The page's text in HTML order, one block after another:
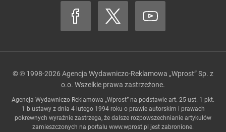
© ℗ 1998-2026 Agencja Wydawniczo-Reklamowa „Wprost” Sp. z
o.o. Wszelkie prawa zastrzeżone.
Agencja Wydawniczo-Reklamowa „Wprost” na podstawie art. 25 ust. 1 pkt.
1 b ustawy z dnia 4 lutego 1994 roku o prawie autorskim i prawach
pokrewnych wyraźnie zastrzega, że dalsze rozpowszechnianie artykułów
zamieszczonych na portalu www.wprost.pl jest zabronione.